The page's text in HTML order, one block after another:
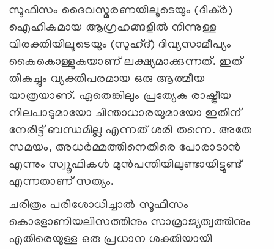
സൂഫിസം ദൈവസ്മരണയിലൂടെയും (ദിക്ർ)
ഐഹികമായ ആഗ്രഹങ്ങളിൽ നിന്നുള്ള
വിരക്തിയിലൂടെയും (സുഹ്ദ്) ദിവ്യസാമീപ്യം
കൈകൊള്ളുകയാണ് ലക്ഷ്യമാക്കുന്നത്. ഇത്
തികച്ചും വ്യക്തിപരമായ ഒരു ആത്മീയ
യാത്രയാണ്. ഏതെങ്കിലും പ്രത്യേക രാഷ്ട്രീയ
നിലപാടുമായോ ചിന്താധാരയുമായോ ഇതിന്
നേരിട്ട് ബന്ധമില്ല എന്നത് ശരി തന്നെ. അതേ
സമയം, അധര്‍മ്മത്തിനെതിരെ പോരാടാന്‍
എന്നും സ്വൂഫികള്‍ മുന്‍പന്തിയിലുണ്ടായിട്ടുണ്ട്
എന്നതാണ് സത്യം.
ചരിത്രം പരിശോധിച്ചാൽ സൂഫിസം
കൊളോണിയലിസത്തിനും സാമ്രാജ്യത്വത്തിനും
എതിരെയുള്ള ഒരു പ്രധാന ശക്തിയായി